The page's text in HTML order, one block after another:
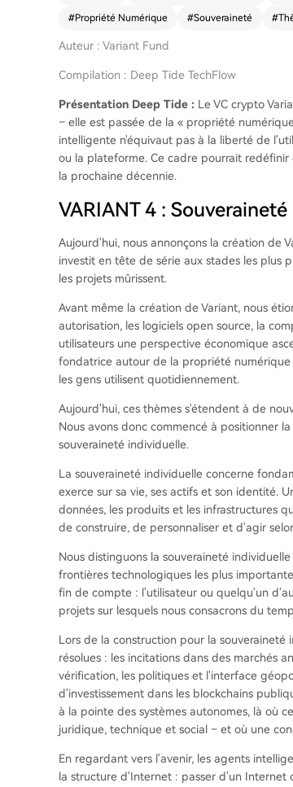
#Propriété Numérique #Souveraineté #
Auteur : Variant Fund
Compilation : Deep Tide TechFlow
Présentation Deep Tide : Le VC crypto
– elle est passée de la « propriété
intelligente n'équivaut pas à la liberté de
ou la plateforme. Ce cadre pourrait
la prochaine décennie.
VARIANT 4 :
Aujourd'hui, nous annonçons la création de
investit en tête de série aux stades les plus
les projets mûrissent.
Avant même la création de Variant, nous
autorisation, les logiciels open source, la
utilisateurs une perspective économique
fondatrice autour de la propriété
les gens utilisent quotidiennement.
Aujourd'hui, ces thèmes s'étendent à de
Nous avons donc commencé à positionner
souveraineté individuelle.
La souveraineté individuelle concerne
exerce sur sa vie, ses actifs et son identité.
données, les produits et les infrastructures
de construire, de personnaliser et d'agir
Nous distinguons la souveraineté
frontières technologiques les plus
fin de compte : l'utilisateur ou quelqu'un
projets sur lesquels nous consacrons du
Lors de la construction pour la
résolues : les incitations dans des marchés
vérification, les politiques et l'interface
d'investissement dans les blockchains
à la pointe des systèmes autonomes, là où
juridique, technique et social – et où une
En regardant vers l'avenir, les agents
la structure d'Internet : passer d'un Internet